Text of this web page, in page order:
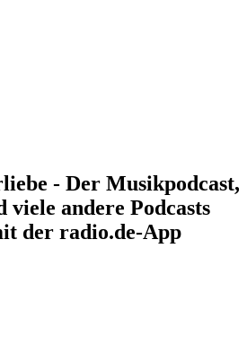
- Der Musikpodcast,
viele andere Podcasts
der radio.de-App